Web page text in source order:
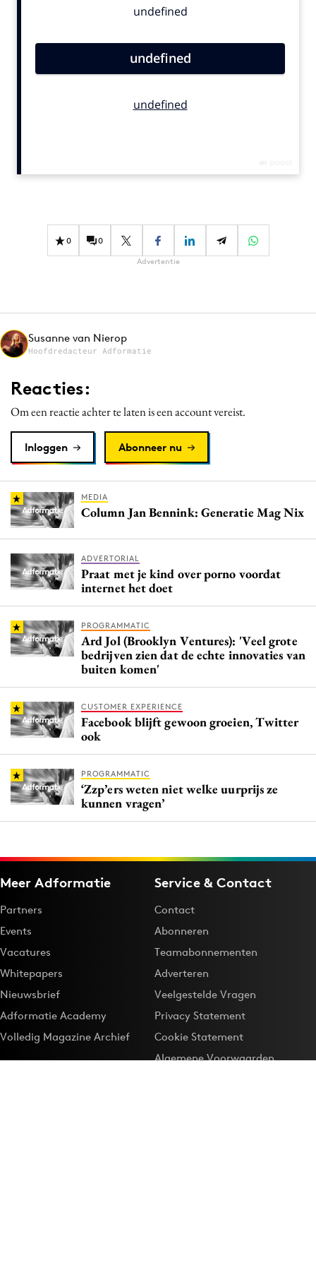
Contentmarketing
Effectiviteit
Gedragsverandering
Martech
Media
Merkstrategie
Programmatic
Purpose Marketing
Reputatie & crisis
0 0
Advertentie
Susanne van Nierop
Hoofdredacteur Adformatie
Reacties:
Om een reactie achter te laten is een account vereist.
Inloggen Abonneer nu
MEDIA
Column Jan Bennink: Generatie Mag Nix
ADVERTORIAL
Praat met je kind over porno voordat
internet het doet
PROGRAMMATIC
Ard Jol (Brooklyn Ventures): 'Veel grote
bedrijven zien dat de echte innovaties van
buiten komen'
CUSTOMER EXPERIENCE
Facebook blijft gewoon groeien, Twitter
ook
PROGRAMMATIC
‘Zzp’ers weten niet welke uurprijs ze
kunnen vragen’
Meer Adformatie
Partners
Events
Vacatures
Whitepapers
Nieuwsbrief
Adformatie Academy
Volledig Magazine Archief
Service & Contact
Contact
Abonneren
Teamabonnementen
Adverteren
Veelgestelde Vragen
Privacy Statement
Cookie Statement
Algemene Voorwaarden